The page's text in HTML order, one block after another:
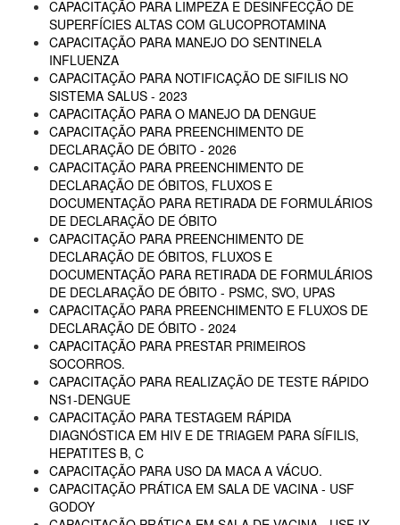
CAPACITAÇÃO PARA LIMPEZA E DESINFECÇÃO DE
SUPERFÍCIES ALTAS COM GLUCOPROTAMINA
CAPACITAÇÃO PARA MANEJO DO SENTINELA
INFLUENZA
CAPACITAÇÃO PARA NOTIFICAÇÃO DE SIFILIS NO
SISTEMA SALUS - 2023
CAPACITAÇÃO PARA O MANEJO DA DENGUE
CAPACITAÇÃO PARA PREENCHIMENTO DE
DECLARAÇÃO DE ÓBITO - 2026
CAPACITAÇÃO PARA PREENCHIMENTO DE
DECLARAÇÃO DE ÓBITOS, FLUXOS E
DOCUMENTAÇÃO PARA RETIRADA DE FORMULÁRIOS
DE DECLARAÇÃO DE ÓBITO
CAPACITAÇÃO PARA PREENCHIMENTO DE
DECLARAÇÃO DE ÓBITOS, FLUXOS E
DOCUMENTAÇÃO PARA RETIRADA DE FORMULÁRIOS
DE DECLARAÇÃO DE ÓBITO - PSMC, SVO, UPAS
CAPACITAÇÃO PARA PREENCHIMENTO E FLUXOS DE
DECLARAÇÃO DE ÓBITO - 2024
CAPACITAÇÃO PARA PRESTAR PRIMEIROS
SOCORROS.
CAPACITAÇÃO PARA REALIZAÇÃO DE TESTE RÁPIDO
NS1-DENGUE
CAPACITAÇÃO PARA TESTAGEM RÁPIDA
DIAGNÓSTICA EM HIV E DE TRIAGEM PARA SÍFILIS,
HEPATITES B, C
CAPACITAÇÃO PARA USO DA MACA A VÁCUO.
CAPACITAÇÃO PRÁTICA EM SALA DE VACINA - USF
GODOY